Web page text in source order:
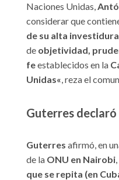
Naciones Unidas,
considerar que
de su alta investidura
de objetividad,
feestablecidos en la
Unidas«, reza el
Guterres declaró
Guterres afirmó, en
de la ONU en Nairobi
que se repita (en